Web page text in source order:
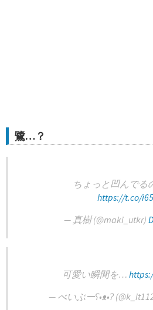
鷺…？
ちょっと凹んで
https://t.co/
— 真樹 (@maki_utkr)
可愛い瞬間を…
— べいぶーʕ•ᴥ•ʔ